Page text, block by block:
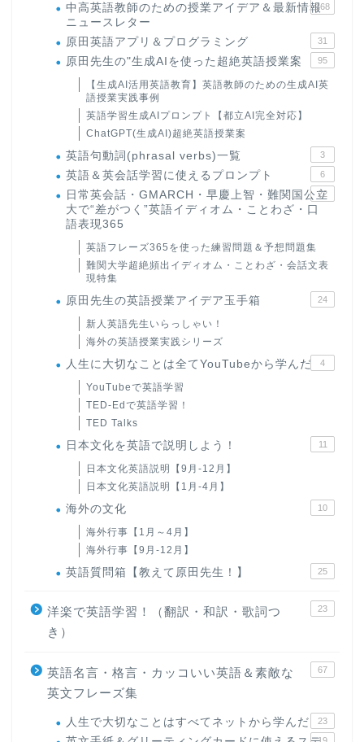
中高英語教師のための授業アイデア＆最新情報
ニュースレター
168
原田英語アプリ＆プログラミング 31
原田先生の"生成AIを使った超絶英語授業案 95
【生成AI活用英語教育】英語教師のための生成AI英
語授業実践事例
英語学習生成AIプロンプト【都立AI完全対応】
ChatGPT(生成AI)超絶英語授業案
英語句動詞(phrasal verbs)一覧 3
英語＆英会話学習に使えるプロンプト 6
日常英会話・GMARCH・早慶上智・難関国公立
大で“差がつく”英語イディオム・ことわざ・口
語表現365
22
英語フレーズ365を使った練習問題＆予想問題集
難関大学超絶頻出イディオム・ことわざ・会話文表
現特集
原田先生の英語授業アイデア玉手箱 24
新人英語先生いらっしゃい！
海外の英語授業実践シリーズ
人生に大切なことは全てYouTubeから学んだ 4
YouTubeで英語学習
TED-Edで英語学習！
TED Talks
日本文化を英語で説明しよう！ 11
日本文化英語説明【9月-12月】
日本文化英語説明【1月-4月】
海外の文化 10
海外行事【1月～4月】
海外行事【9月-12月】
英語質問箱【教えて原田先生！】 25
洋楽で英語学習！（翻訳・和訳・歌詞つ
き）
23
英語名言・格言・カッコいい英語＆素敵な
英文フレーズ集
67
人生で大切なことはすべてネットから学んだ 23